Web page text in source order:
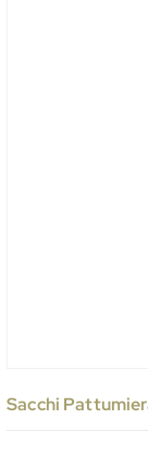
Sacchi